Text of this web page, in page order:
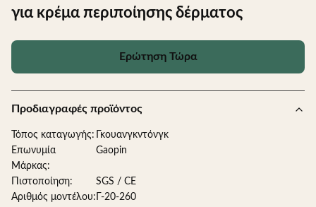
για κρέμα περιποίησης δέρματος
Ερώτηση Τώρα
Προδιαγραφές προϊόντος
Τόπος καταγωγής:
Γκουανγκντόνγκ
Επωνυμία
Μάρκας:
Gaopin
Πιστοποίηση:
SGS / CE
Αριθμός μοντέλου: Γ-20-260